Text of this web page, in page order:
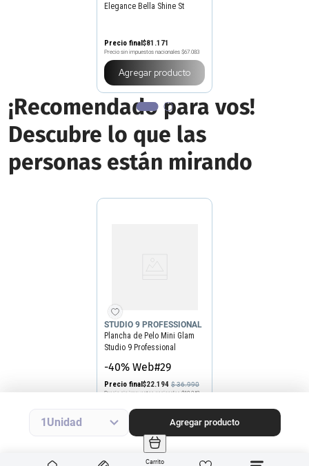
Carrito
1 Agregar producto
Elegance Bella Shine St
Precio final$81 .171
Precio sin impuestos nacionales $67.083
Agregar producto
¡Recomendado para vos!
Descubre lo que las
personas están mirando
STUDIO 9 PROFESSIONAL
Plancha de Pelo Mini Glam
Studio 9 Professional
-40% Web#29
Precio final$22.194 $36.990
Precio sin impuestos nacionales $18.342
Agregar producto